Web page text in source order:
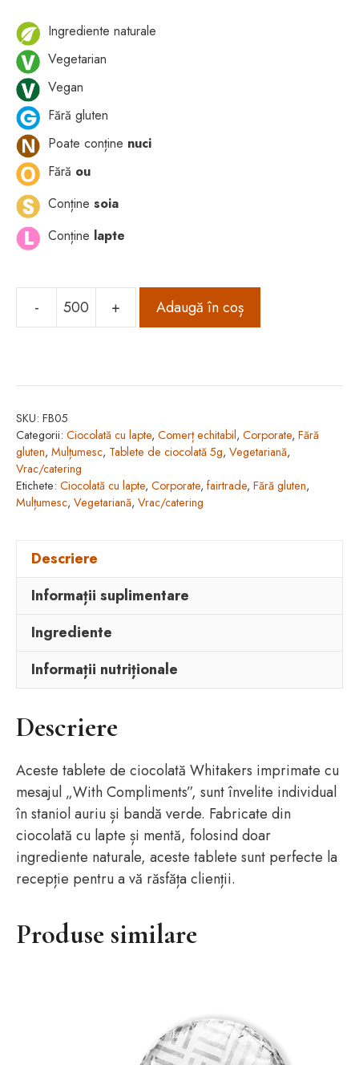
Ingrediente naturale
Vegetarian
Vegan
Fără gluten
Poate conține nuci
Fără ou
Conține soia
Conține lapte
-
Cantitate
"With
+ Adaugă în coș
SKU: FB05
Categorii: Ciocolată cu lapte, Comerț echitabil, Corporate, Fără
gluten, Mulțumesc, Tablete de ciocolată 5g, Vegetariană,
Vrac/catering
Etichete: Ciocolată cu lapte, Corporate, fairtrade, Fără gluten,
Mulțumesc, Vegetariană, Vrac/catering
Descriere
Informații suplimentare
Ingrediente
Informații nutriționale
Descriere
Aceste tablete de ciocolată Whitakers imprimate cu
mesajul „With Compliments”, sunt învelite individual
în staniol auriu și bandă verde. Fabricate din
ciocolată cu lapte și mentă, folosind doar
ingrediente naturale, aceste tablete sunt perfecte la
recepție pentru a vă răsfăța clienții.
Produse similare